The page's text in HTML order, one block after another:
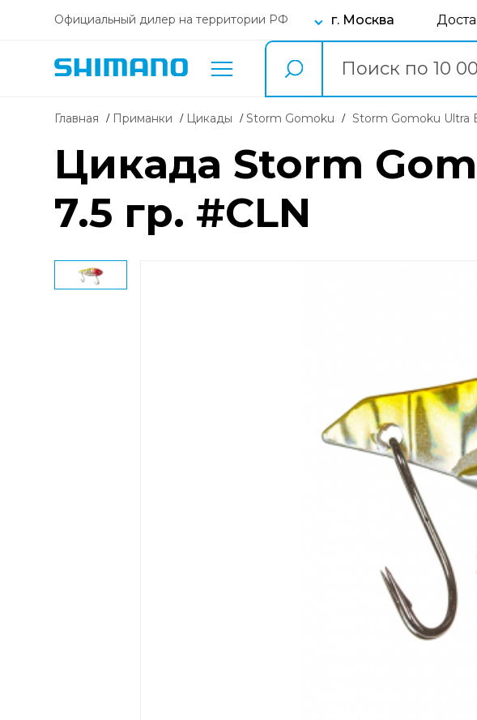
Официальный дилер на территории РФ г. Москва
Главная Приманки Цикады Storm Gomoku Storm Gomoku Ultra
Цикада Storm
7.5 гр. #CLN